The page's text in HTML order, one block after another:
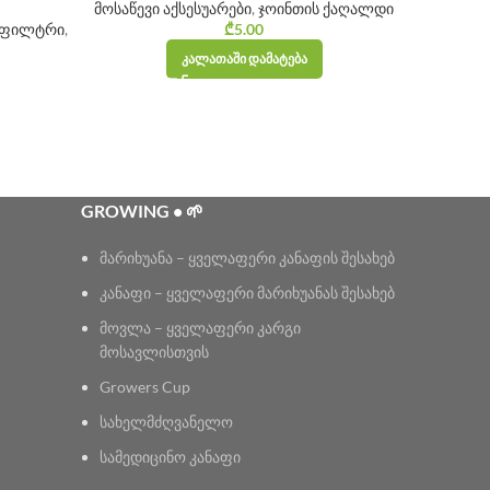
ფილტრი,
მოსაწევი აქსესუარები, ჯოინთის ქაღალდი
₾5.00
ᲙᲐᲚᲐᲗᲐᲨᲘ ᲓᲐᲛᲐᲢᲔᲑᲐ
GROWING • 🌱
მარიხუანა – ყველაფერი კანაფის შესახებ
კანაფი – ყველაფერი მარიხუანას შესახებ
მოვლა – ყველაფერი კარგი
მოსავლისთვის
Growers Cup
სახელმძღვანელო
სამედიცინო კანაფი